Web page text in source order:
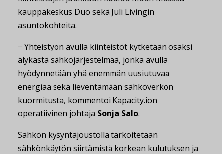
kauppakeskus Duo sekä Juli Livingin
asuntokohteita.
− Yhteistyön avulla kiinteistöt kytketään osaksi
älykästä sähköjärjestelmää, jonka avulla
hyödynnetään yhä enemmän uusiutuvaa
energiaa sekä lieventämään sähköverkon
kuormitusta, kommentoi Kapacity.ion
operatiivinen johtaja Sonja Salo.
Sähkön kysyntäjoustolla tarkoitetaan
sähkönkäytön siirtämistä korkean kulutuksen ja